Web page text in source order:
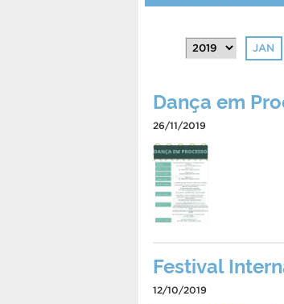
JAN
Dança em
26/11/2019
Festival
12/10/2019